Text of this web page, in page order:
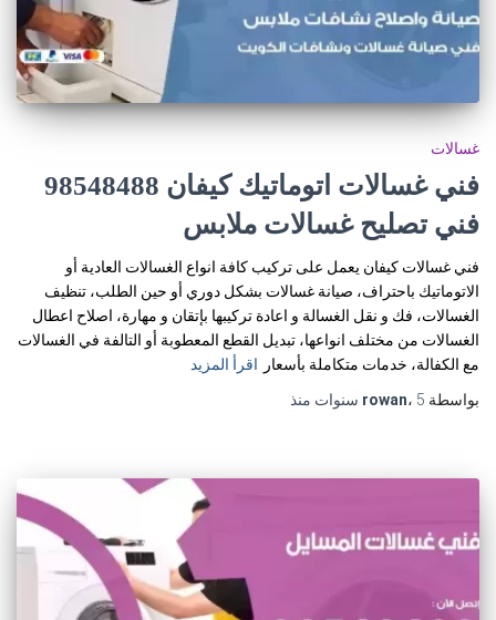
غسالات
فني غسالات اتوماتيك كيفان 98548488
فني تصليح غسالات ملابس
فني غسالات كيفان يعمل على تركيب كافة انواع الغسالات العادية أو
الاتوماتيك باحتراف، صيانة غسالات بشكل دوري أو حين الطلب، تنظيف
الغسالات، فك و نقل الغسالة و اعادة تركيبها بإتقان و مهارة، اصلاح اعطال
الغسالات من مختلف انواعها، تبديل القطع المعطوبة أو التالفة في الغسالات
مع الكفالة، خدمات متكاملة بأسعار
اقرأ المزيد
بواسطة
rowan، 5 سنوات منذ